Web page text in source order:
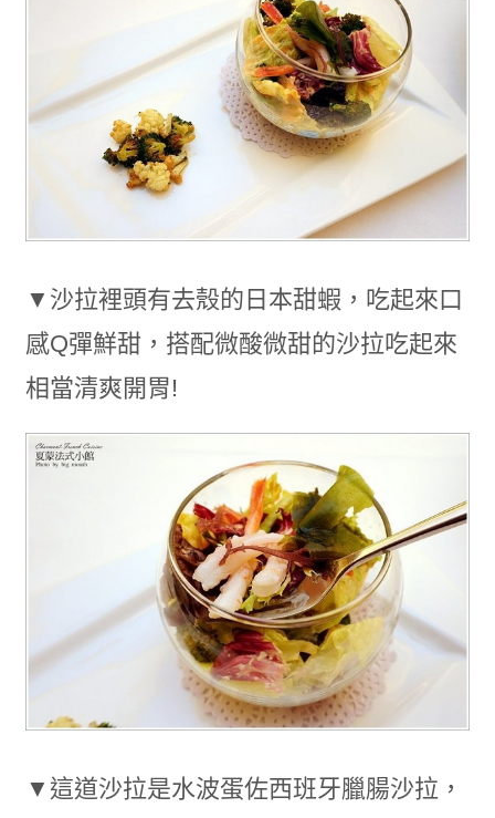
▼沙拉裡頭有去殼的日本甜蝦，吃起來口
感Q彈鮮甜，搭配微酸微甜的沙拉吃起來
相當清爽開胃!
▼這道沙拉是水波蛋佐西班牙臘腸沙拉，